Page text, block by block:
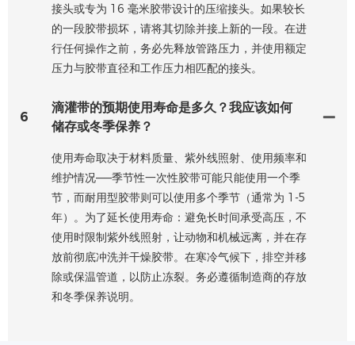
接头或专为 16 毫米胶带设计的压缩接头。如果较长
的一段胶带损坏，请将其切除并接上新的一段。在进
行任何操作之前，务必先释放管路压力，并使用额定
压力与胶带直径和工作压力相匹配的接头。
6
滴灌带的预期使用寿命是多久？我应该如何
储存或冬季保养？
使用寿命取决于材料质量、紫外线照射、使用频率和
维护情况——季节性一次性胶带可能只能使用一个季
节，而耐用型胶带则可以使用多个季节（通常为 1-5
年）。为了延长使用寿命：避免长时间承受高压，不
使用时限制紫外线照射，让动物和机械远离，并在存
放前彻底冲洗并干燥胶带。在寒冷气候下，排空并移
除或保温管道，以防止冻裂。务必遵循制造商的存放
和冬季保养说明。